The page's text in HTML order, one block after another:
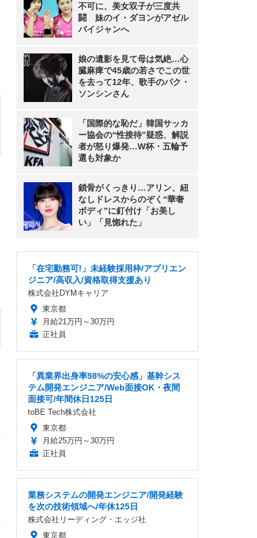
不可に、美女双子が三度共
闘 妹のイ・ダヨンがアゼル
バイジャンへ
娘の遺影を見て母は気絶…心
臓麻痺で45歳の若さでこの世
を去って12年、歌手のパク・
ソンシンさん
「国際的な恥だ」韓国サッカ
ー協会の“性接待”疑惑、解説
者が怒り爆発…W杯・五輪予
選も対象か
鎖骨がくっきり…アリン、紐
なしドレスからのぞく“華奢
ボディ”に釘付け「お美し
い」「見惚れた」
「在宅勤務可!」未経験採用枠/アプリエン
ジニア/高収入/資格取得支援あり
株式会社DYMキャリア
東京都
月給21万円～30万円
正社員
「異業界出身率98%の安心感」基幹シス
テム開発エンジニア/Web面接OK・夜間
面接可/年間休日125日
toBE Tech株式会社
東京都
月給25万円～30万円
正社員
業務システムの開発エンジニア/開発経験
を次の技術領域へ/年休125日
株式会社リーディング・エッジ社
東京都